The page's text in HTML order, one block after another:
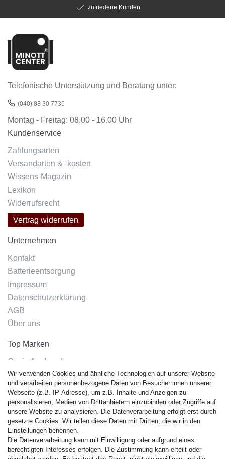
zufriedene Kunden
Telefonische Unterstützung und Beratung unter:
(040) 88 30 7735
Montag - Freitag: 08.00 - 16.00 Uhr
Kundenservice
Zahlungsarten
Versandarten & -kosten
Wissens-Magazin
Lexikon
Widerrufsrecht
Vertrag widerrufen
Unternehmen
Kontakt
Batterieentsorgung
Impressum
Datenschutzerklärung
AGB
Über uns
Top Marken
Casio Armband
Festina Armband
Citizen Armband
M. Lacroix Armband
J. Lemans Armband
Uhrenarmbänder - Alle
Sicherheit
Wir verwenden Cookies und ähnliche Technologien auf unserer Website
und verarbeiten personenbezogene Daten von Besucher:innen unserer
Webseite (z.B. IP-Adresse), um z.B. Inhalte und Anzeigen zu
personalisieren, Medien von Drittanbietern einzubinden oder Zugriffe auf
unsere Website zu analysieren. Die Datenverarbeitung erfolgt erst durch
gesetzte Cookies. Wir teilen diese Daten mit Dritten, die wir in den
Einstellungen benennen.
Die Datenverarbeitung kann mit Einwilligung oder aufgrund eines
berechtigten Interesses erfolgen. Die Zustimmung kann erteilt oder